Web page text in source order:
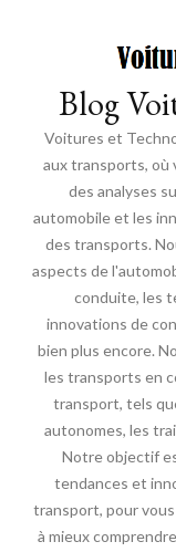
Blog
Voitures et
aux transports, où
des analyses
automobile et les
des transports.
aspects de
conduite, les
innovations de
bien plus encore.
les transports en
transport, tels
autonomes, les
Notre objectif
tendances et
transport, pour
à mieux